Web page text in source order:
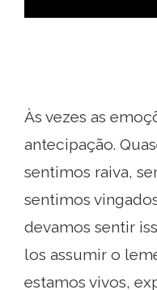
Às vezes as
antecipação.
sentimos raiva,
sentimos
devamos sentir
los assumir o
estamos vivos,